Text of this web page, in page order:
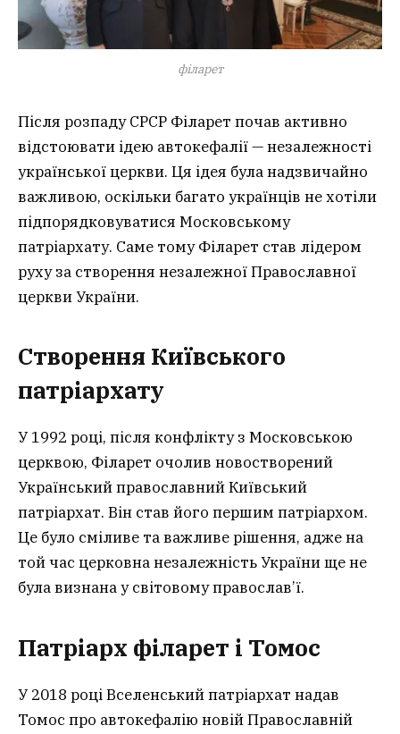
філарет
Після розпаду СРСР Філарет почав активно
відстоювати ідею автокефалії — незалежності
української церкви. Ця ідея була надзвичайно
важливою, оскільки багато українців не хотіли
підпорядковуватися Московському
патріархату. Саме тому Філарет став лідером
руху за створення незалежної Православної
церкви України.
Створення Київського
патріархату
У 1992 році, після конфлікту з Московською
церквою, Філарет очолив новостворений
Український православний Київський
патріархат. Він став його першим патріархом.
Це було сміливе та важливе рішення, адже на
той час церковна незалежність України ще не
була визнана у світовому православ’ї.
Патріарх філарет і Томос
У 2018 році Вселенський патріархат надав
Томос про автокефалію новій Православній